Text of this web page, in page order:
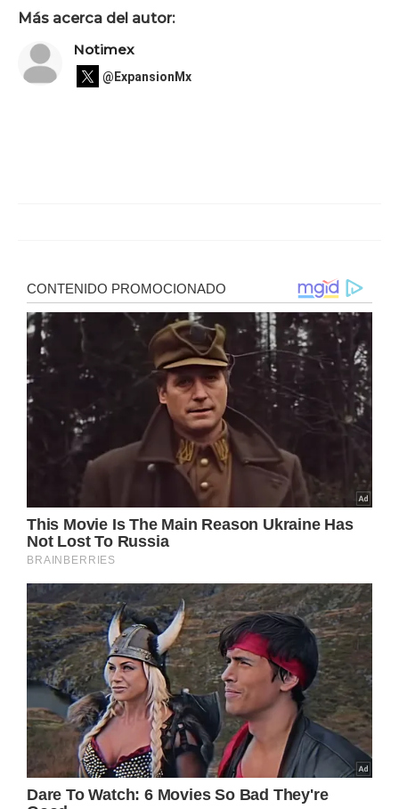
Más acerca del autor:
Notimex
@ExpansionMx